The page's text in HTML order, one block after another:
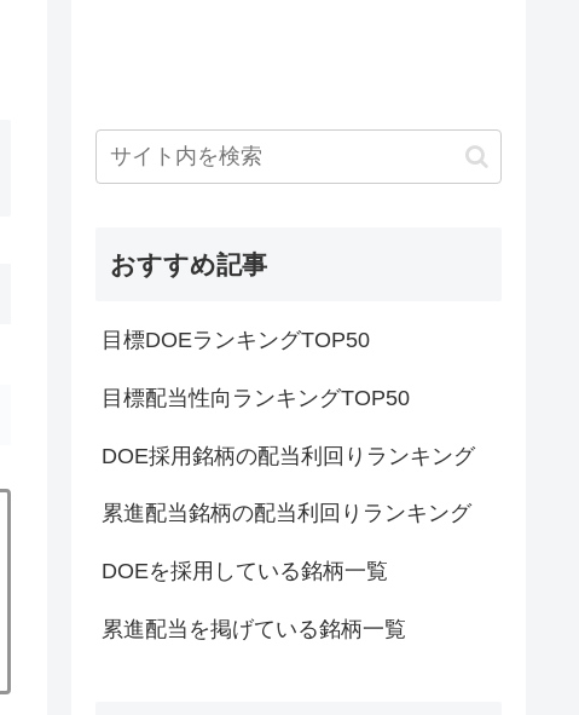
おすすめ記事
目標DOEランキングTOP50
目標配当性向ランキングTOP50
DOE採用銘柄の配当利回りランキング
累進配当銘柄の配当利回りランキング
DOEを採用している銘柄一覧
累進配当を掲げている銘柄一覧